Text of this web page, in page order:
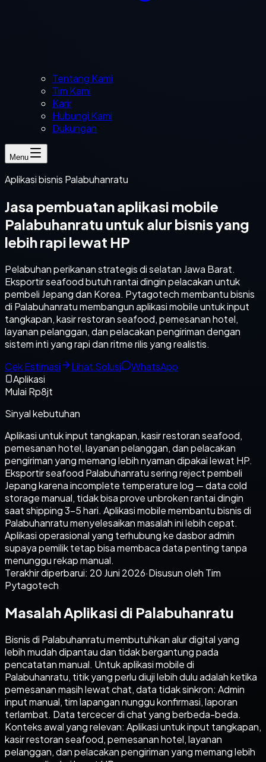
Tentang Kami
Tim Kami
Karir
Hubungi Kami
Dukungan
Menu
Aplikasi bisnis Palabuhanratu
Jasa pembuatan aplikasi mobile
Palabuhanratu untuk alur bisnis yang
lebih rapi lewat HP
Pelabuhan perikanan strategis di selatan Jawa Barat.
Eksportir seafood butuh rantai dingin pelacakan untuk
pembeli Jepang dan Korea. Pytagotech membantu bisnis
di Palabuhanratu membangun aplikasi mobile untuk input
tangkapan, kasir restoran seafood, pemesanan hotel,
layanan pelanggan, dan pelacakan pengiriman dengan
sistem inti yang rapi dan ritme rilis yang realistis.
Cek Estimasi
Lihat Solusi
WhatsApp
Aplikasi
Mulai Rp8jt
Sinyal kebutuhan
Aplikasi untuk input tangkapan, kasir restoran seafood,
pemesanan hotel, layanan pelanggan, dan pelacakan
pengiriman yang memang lebih nyaman dipakai lewat HP.
Eksportir seafood Palabuhanratu sering reject pembeli
Jepang karena incomplete temperature log — data cold
storage manual, tidak bisa prove unbroken rantai dingin
saat shipping 3-5 hari. Aplikasi mobile membantu bisnis di
Palabuhanratu menyelesaikan masalah ini lebih cepat.
Aplikasi operasional yang terhubung ke dasbor admin
supaya pemilik tetap bisa membaca data penting tanpa
menunggu rekap manual.
Terakhir diperbarui: 20 Juni 2026·Disusun oleh Tim
Pytagotech
Masalah Aplikasi di Palabuhanratu
Bisnis di Palabuhanratu membutuhkan alur digital yang
lebih mudah dipantau dan tidak bergantung pada
pencatatan manual. Untuk aplikasi mobile di
Palabuhanratu, titik yang perlu diuji lebih dulu adalah ketika
pemesanan masih lewat chat, data tidak sinkron: Admin
input manual, tim lapangan nunggu konfirmasi, laporan
terlambat. Data tercecer di chat yang berbeda-beda.
Konteks awal yang relevan: Aplikasi untuk input tangkapan,
kasir restoran seafood, pemesanan hotel, layanan
pelanggan, dan pelacakan pengiriman yang memang lebih